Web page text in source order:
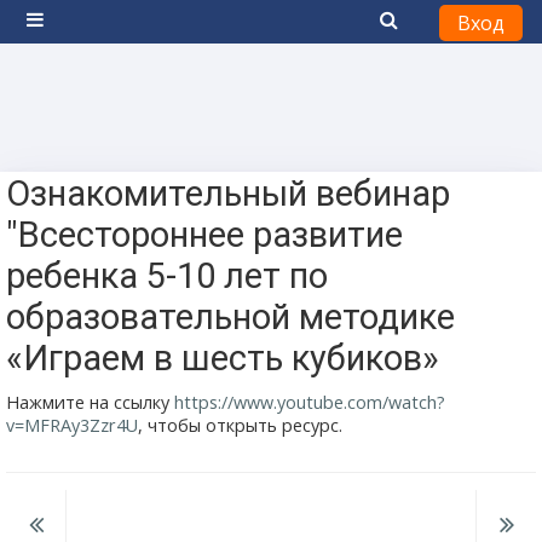
Боковая панель
Вход
Ознакомительный вебинар
"Всестороннее развитие
ребенка 5-10 лет по
образовательной методике
«Играем в шесть кубиков»
Нажмите на ссылку https://www.youtube.com/watch?
v=MFRAy3Zzr4U, чтобы открыть ресурс.